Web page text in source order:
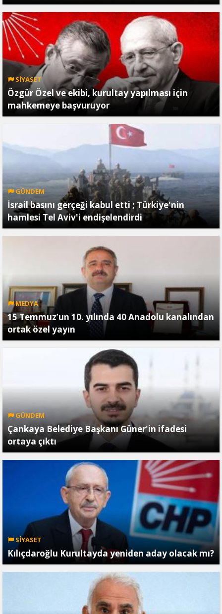
SİYASET
Özgür Özel ve ekibi, kurultay yapılması için
mahkemeye başvuruyor
GÜNDEM
İsrail basını gerçeği kabul etti ; Türkiye'nin
hamlesi Tel Aviv'i endişelendirdi
MEDYA
15 Temmuz’un 10. yılında 40 Anadolu kanalından
ortak özel yayın
GÜNDEM
Çankaya Belediye Başkanı Güner'in ifadesi
ortaya çıktı
SİYASET
Kılıçdaroğlu Kurultayda yeniden aday olacak mı?